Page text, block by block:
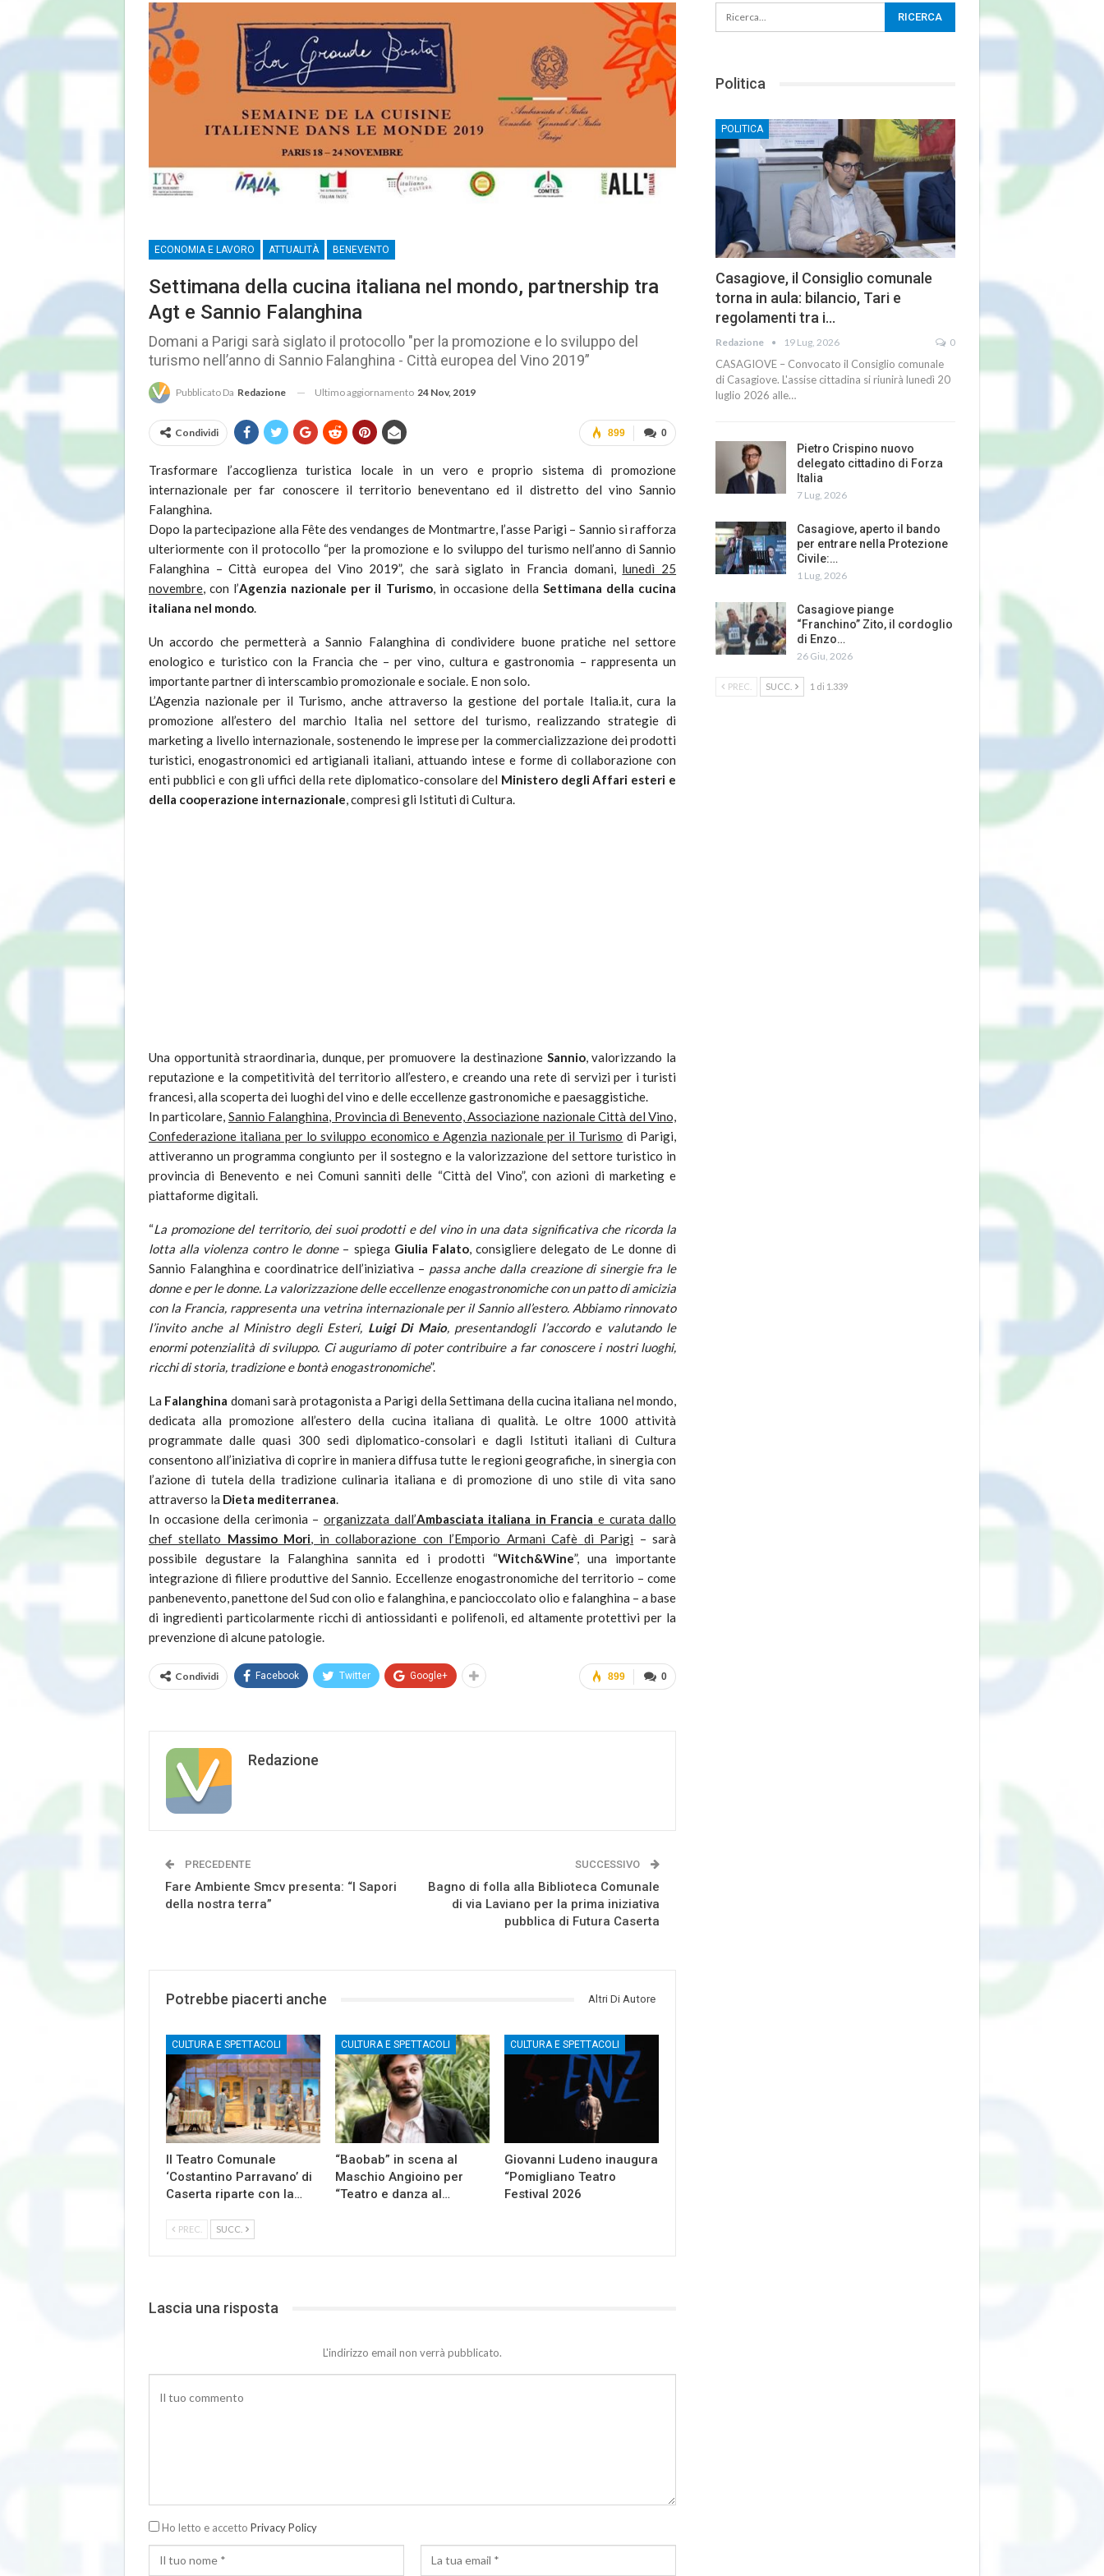
ECONOMIA E LAVORO ATTUALITÀ BENEVENTO
Settimana della cucina italiana nel mondo, partnership tra
Agt e Sannio Falanghina
Domani a Parigi sarà siglato il protocollo "per la promozione e lo sviluppo del
turismo nell’anno di Sannio Falanghina - Città europea del Vino 2019”
Pubblicato Da Redazione Ultimo aggiornamento 24 Nov, 2019
0
899
Condividi
Trasformare l’accoglienza turistica locale in un vero e proprio sistema di promozione
internazionale per far conoscere il territorio beneventano ed il distretto del vino Sannio
Falanghina.
Dopo la partecipazione alla Fête des vendanges de Montmartre, l’asse Parigi – Sannio si rafforza
ulteriormente con il protocollo “per la promozione e lo sviluppo del turismo nell’anno di Sannio
Falanghina – Città europea del Vino 2019”, che sarà siglato in Francia domani, lunedì 25
novembre, con l’Agenzia nazionale per il Turismo, in occasione della Settimana della cucina
italiana nel mondo.
Un accordo che permetterà a Sannio Falanghina di condividere buone pratiche nel settore
enologico e turistico con la Francia che – per vino, cultura e gastronomia – rappresenta un
importante partner di interscambio promozionale e sociale. E non solo.
L’Agenzia nazionale per il Turismo, anche attraverso la gestione del portale Italia.it, cura la
promozione all’estero del marchio Italia nel settore del turismo, realizzando strategie di
marketing a livello internazionale, sostenendo le imprese per la commercializzazione dei prodotti
turistici, enogastronomici ed artigianali italiani, attuando intese e forme di collaborazione con
enti pubblici e con gli uffici della rete diplomatico-consolare del Ministero degli Affari esteri e
della cooperazione internazionale, compresi gli Istituti di Cultura.
Una opportunità straordinaria, dunque, per promuovere la destinazione Sannio, valorizzando la
reputazione e la competitività del territorio all’estero, e creando una rete di servizi per i turisti
francesi, alla scoperta dei luoghi del vino e delle eccellenze gastronomiche e paesaggistiche.
In particolare, Sannio Falanghina, Provincia di Benevento, Associazione nazionale Città del Vino,
Confederazione italiana per lo sviluppo economico e Agenzia nazionale per il Turismo di Parigi,
attiveranno un programma congiunto per il sostegno e la valorizzazione del settore turistico in
provincia di Benevento e nei Comuni sanniti delle “Città del Vino”, con azioni di marketing e
piattaforme digitali.
“La promozione del territorio, dei suoi prodotti e del vino in una data significativa che ricorda la
lotta alla violenza contro le donne – spiega Giulia Falato, consigliere delegato de Le donne di
Sannio Falanghina e coordinatrice dell’iniziativa – passa anche dalla creazione di sinergie fra le
donne e per le donne. La valorizzazione delle eccellenze enogastronomiche con un patto di amicizia
con la Francia, rappresenta una vetrina internazionale per il Sannio all’estero. Abbiamo rinnovato
l’invito anche al Ministro degli Esteri, Luigi Di Maio, presentandogli l’accordo e valutando le
enormi potenzialità di sviluppo. Ci auguriamo di poter contribuire a far conoscere i nostri luoghi,
ricchi di storia, tradizione e bontà enogastronomiche”.
La Falanghina domani sarà protagonista a Parigi della Settimana della cucina italiana nel mondo,
dedicata alla promozione all’estero della cucina italiana di qualità. Le oltre 1000 attività
programmate dalle quasi 300 sedi diplomatico-consolari e dagli Istituti italiani di Cultura
consentono all’iniziativa di coprire in maniera diffusa tutte le regioni geografiche, in sinergia con
l’azione di tutela della tradizione culinaria italiana e di promozione di uno stile di vita sano
attraverso la Dieta mediterranea.
In occasione della cerimonia – organizzata dall’Ambasciata italiana in Francia e curata dallo
chef stellato Massimo Mori, in collaborazione con l’Emporio Armani Cafè di Parigi – sarà
possibile degustare la Falanghina sannita ed i prodotti “Witch&Wine”, una importante
integrazione di filiere produttive del Sannio. Eccellenze enogastronomiche del territorio – come
panbenevento, panettone del Sud con olio e falanghina, e pancioccolato olio e falanghina – a base
di ingredienti particolarmente ricchi di antiossidanti e polifenoli, ed altamente protettivi per la
prevenzione di alcune patologie.
0
899
Condividi Facebook Twitter Google+
Redazione
PRECEDENTE
Fare Ambiente Smcv presenta: “I Sapori
della nostra terra”
SUCCESSIVO
Bagno di folla alla Biblioteca Comunale
di via Laviano per la prima iniziativa
pubblica di Futura Caserta
Potrebbe piacerti anche Altri Di Autore
CULTURA E SPETTACOLI
Il Teatro Comunale
‘Costantino Parravano’ di
Caserta riparte con la…
CULTURA E SPETTACOLI
“Baobab” in scena al
Maschio Angioino per
“Teatro e danza al…
CULTURA E SPETTACOLI
Giovanni Ludeno inaugura
“Pomigliano Teatro
Festival 2026
PREC. SUCC.
Lascia una risposta
L'indirizzo email non verrà pubblicato.
Ho letto e accetto Privacy Policy
Politica
POLITICA
Casagiove, il Consiglio comunale
torna in aula: bilancio, Tari e
regolamenti tra i…
Redazione 19 Lug, 2026 0
CASAGIOVE – Convocato il Consiglio comunale
di Casagiove. L'assise cittadina si riunirà lunedì 20
luglio 2026 alle…
Pietro Crispino nuovo
delegato cittadino di Forza
Italia
7 Lug, 2026
Casagiove, aperto il bando
per entrare nella Protezione
Civile:…
1 Lug, 2026
Casagiove piange
“Franchino” Zito, il cordoglio
di Enzo…
26 Giu, 2026
PREC. SUCC. 1 di 1.339